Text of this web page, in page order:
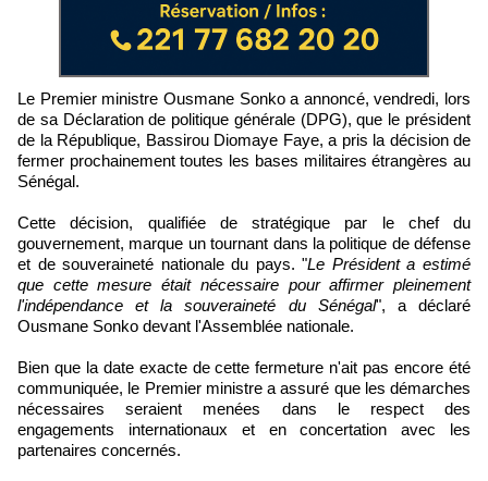
Le Premier ministre Ousmane Sonko a annoncé, vendredi, lors
de sa Déclaration de politique générale (DPG), que le président
de la République, Bassirou Diomaye Faye, a pris la décision de
fermer prochainement toutes les bases militaires étrangères au
Sénégal.
Cette décision, qualifiée de stratégique par le chef du
gouvernement, marque un tournant dans la politique de défense
et de souveraineté nationale du pays. "Le Président a estimé
que cette mesure était nécessaire pour affirmer pleinement
l'indépendance et la souveraineté du Sénégal", a déclaré
Ousmane Sonko devant l'Assemblée nationale.
Bien que la date exacte de cette fermeture n'ait pas encore été
communiquée, le Premier ministre a assuré que les démarches
nécessaires seraient menées dans le respect des
engagements internationaux et en concertation avec les
partenaires concernés.